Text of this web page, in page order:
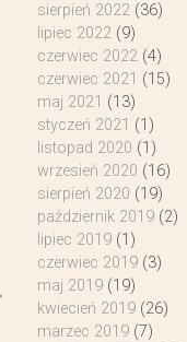
sierpień 2022(36)
lipiec 2022(9)
czerwiec 2022(4)
czerwiec 2021 (15)
maj 2021 (13)
styczeń 2021 (1)
listopad 2020 (1)
wrzesień 2020 (16)
sierpień 2020 (19)
październik 2019(2)
lipiec 2019(1)
czerwiec 2019(3)
maj 2019(19)
kwiecień 2019(26)
marzec 2019(7)